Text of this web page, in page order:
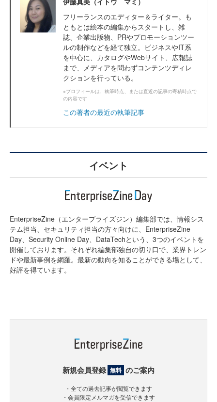
フリーランスのエディター＆ライター。も
ともとは絵本の編集からスタートし、雑
誌、企業出版物、PRやプロモーションツー
ルの制作などを経て独立。ビジネスやIT系
を中心に、カタログやWebサイト、広報誌
まで、メディアを問わずコンテンツディレ
クションを行っている。
※プロフィールは、執筆時点、または直近の記事の寄稿時点で
の内容です
この著者の最近の執筆記事
イベント
EnterpriseZine（エンタープライズジン）編集部では、情報シス
テム担当、セキュリティ担当の方々向けに、EnterpriseZine
Day、Security Online Day、DataTechという、3つのイベントを
開催しております。それぞれ編集部独自の切り口で、業界トレン
ドや最新事例を網羅。最新の動向を知ることができる場として、
好評を得ています。
新規会員登録 無料 のご案内
・全ての過去記事が閲覧できます
・会員限定メルマガを受信できます